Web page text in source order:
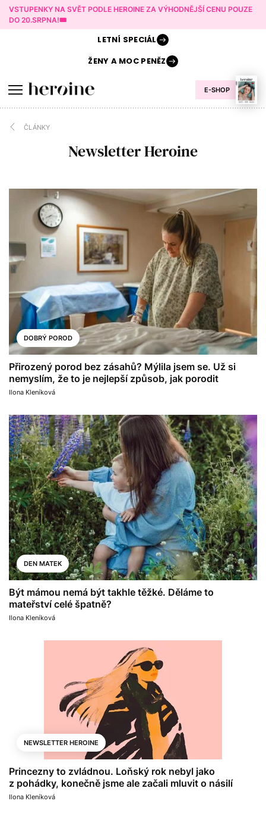
VSTUPENKY NA SVĚT PODLE HEROINE ZA VÝHODNĚJŠÍ CENU POUZE
DO 20.SRPNA!🎟️
E-SHOP
LETNÍ SPECIÁL
ŽENY AMOC PENĚZ
ČLÁNKY
Newsletter Heroine
DOBRÝ POROD
Přirozený porod bez zásahů? Mýlila jsem se. Už si
nemyslím, že to je nejlepší způsob, jak porodit
Ilona Kleníková
DEN MATEK
Být mámou nemá být takhle těžké. Děláme to
mateřství celé špatně?
Ilona Kleníková
NEWSLETTER HEROINE
Princezny to zvládnou. Loňský rok nebyl jako
z pohádky, konečně jsme ale začali mluvit o násilí
Ilona Kleníková